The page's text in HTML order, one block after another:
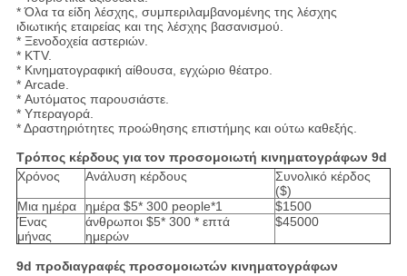
* Όλα τα είδη λέσχης, συμπεριλαμβανομένης της λέσχης
ιδιωτικής εταιρείας και της λέσχης βασανισμού.
* Ξενοδοχεία αστεριών.
* KTV.
* Κινηματογραφική αίθουσα, εγχώριο θέατρο.
* Arcade.
* Αυτόματος παρουσιάστε.
* Υπεραγορά.
* Δραστηριότητες προώθησης επιστήμης και ούτω καθεξής.
Τρόπος κέρδους γιατον προσομοιωτή κινηματογράφων 9d
Χρόνος
Ανάλυση κέρδους
Συνολικό κέρδος
($)
Μια ημέρα
ημέρα $5* 300 people*1
$1500
Ένας
μήνας
άνθρωποι $5* 300 * επτά
ημερών
$45000
9d προδιαγραφέςπροσομοιωτών κινηματογράφων